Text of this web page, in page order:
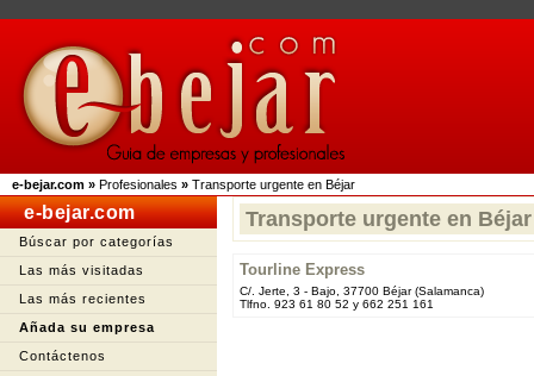
e-bejar.com » Profesionales » Transporte urgente en Béjar
e-bejar.com
Búscar por categorías
Las más visitadas
Las más recientes
Añada su empresa
Contáctenos
Transporte urgente en Béjar
Tourline Express
C/. Jerte, 3 - Bajo, 37700 Béjar (Salamanca)
Tlfno. 923 61 80 52 y 662 251 161